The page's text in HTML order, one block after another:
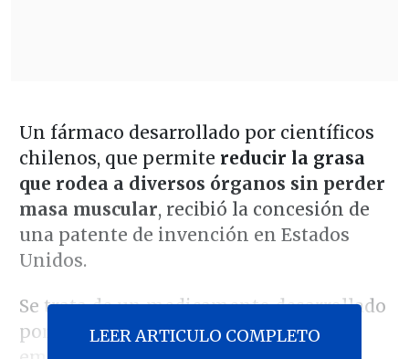
Un fármaco desarrollado por científicos
chilenos, que permite reducir la grasa
que rodea a diversos órganos sin perder
masa muscular, recibió la concesión de
una patente de invención en Estados
Unidos.
Se trata de un medicamento desarrollado
por Thani Biotechnologies,
LEER ARTICULO COMPLETO